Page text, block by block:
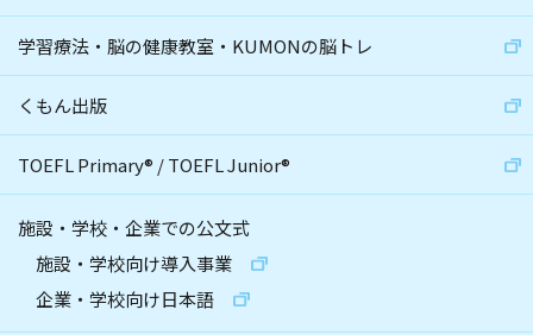
学習療法・脳の健康教室・KUMONの脳トレ
くもん出版
TOEFL Primary® /TOEFL Junior®
施設・学校・企業での公文式
施設・学校向け導入事業
企業・学校向け日本語